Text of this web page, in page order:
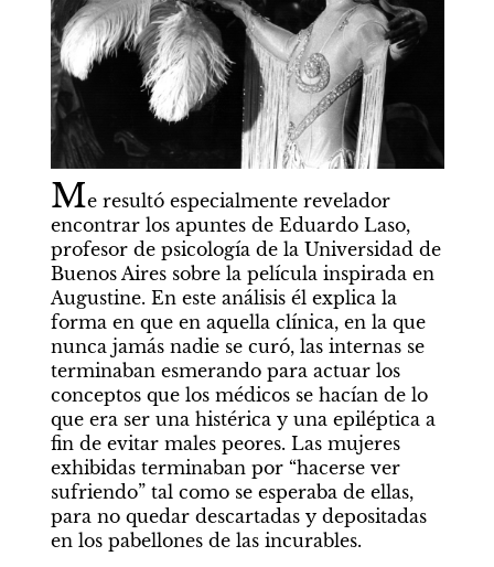
Me resultó especialmente revelador
encontrar los apuntes de Eduardo Laso,
profesor de psicología de la Universidad de
Buenos Aires sobre la película inspirada en
Augustine. En este análisis él explica la
forma en que en aquella clínica, en la que
nunca jamás nadie se curó, las internas se
terminaban esmerando para actuar los
conceptos que los médicos se hacían de lo
que era ser una histérica y una epiléptica a
fin de evitar males peores. Las mujeres
exhibidas terminaban por “hacerse ver
sufriendo” tal como se esperaba de ellas,
para no quedar descartadas y depositadas
en los pabellones de las incurables.